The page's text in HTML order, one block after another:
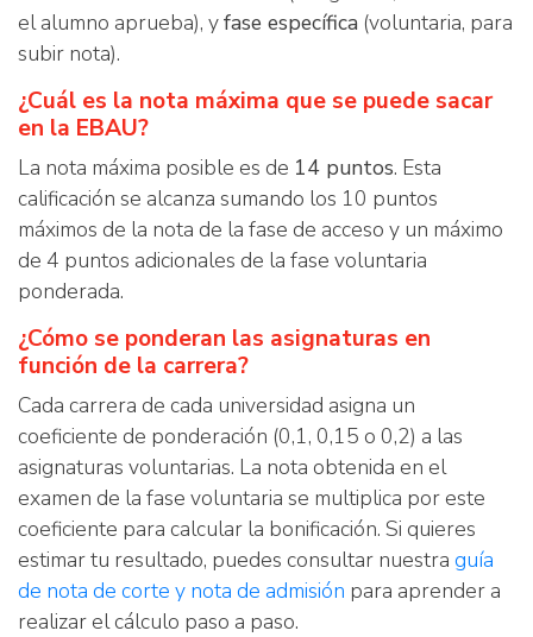
el alumno aprueba), yfase específica (voluntaria, para
subir nota).
¿Cuál es la nota máxima que se puede sacar
en la EBAU?
La nota máxima posible es de 14 puntos. Esta
calificación se alcanza sumando los 10 puntos
máximos de la nota de la fase de acceso y un máximo
de 4 puntos adicionales de la fase voluntaria
ponderada.
¿Cómo se ponderan las asignaturas en
función de la carrera?
Cada carrera de cada universidad asigna un
coeficiente de ponderación (0,1, 0,15 o 0,2) a las
asignaturas voluntarias. La nota obtenida en el
examen de la fase voluntaria se multiplica por este
coeficiente para calcular la bonificación. Si quieres
estimar tu resultado, puedes consultar nuestra guía
de nota de corte y nota de admisión para aprender a
realizar el cálculo paso a paso.